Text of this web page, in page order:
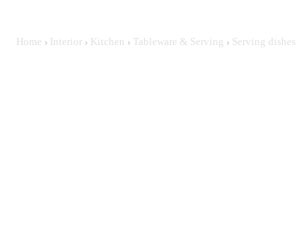
Home › Interior › Kitchen › Tableware & Serving › Serving dishes